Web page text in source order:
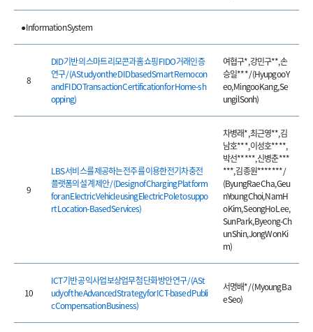
● Information System
8
DID 기반의 스마트 리모콘과 홈쇼핑 FIDO 거래인증
연구 / (A Study on the DID based Smart Remocon
and FIDO Transaction Certification for Home-sh
opping)
여협구*, 강민구**, 손
승일*** / (Hyupgoo Y
eo, Mingoo Kang, Se
ungil Sonh)
9
LBS 서비스를 제공하는 전주를 이용한 전기차 충전
플랫폼의 설계 제안 / (Design of Charging Platform
for an Electric Vehicle using Electric Pole to suppo
rt Location-Based Services)
차병래*, 최근영**, 김
남호***, 이성호****,
박선*****, 신병춘***
***, 김종원******* /
(ByungRae Cha, Geu
nYoung Choi, NamH
o Kim, SeongHo Lee,
Sun Park, Byeong-Ch
un Shin, JongWon Ki
m)
10
ICT 기반 공익사업 보상업무 첨단화 방안 연구 / (A St
udy of the Advanced Strategy for ICT-based Publi
c Compensation Business)
서명배* / (Myoung Ba
e Seo)